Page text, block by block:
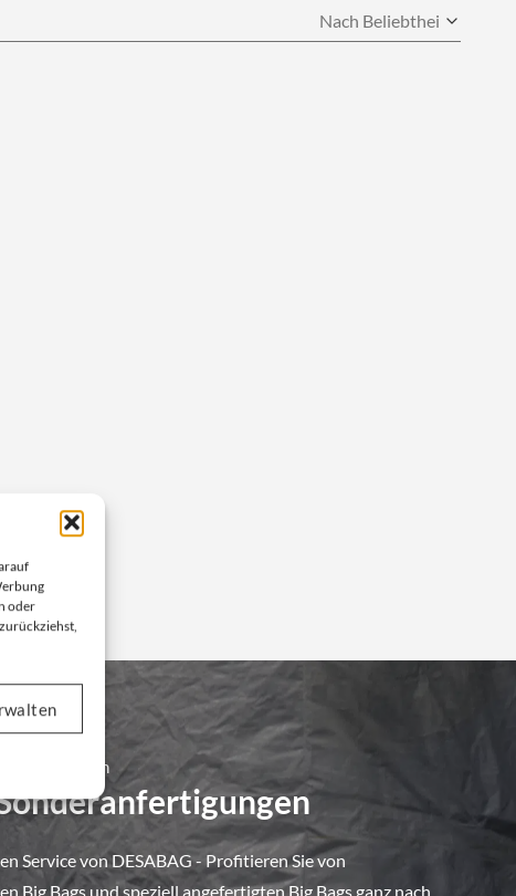
oder
Unternehmen
Service von DESABAG - Profitieren Sie von
Big Bags und speziell angefertigten Big Bags ganz nach